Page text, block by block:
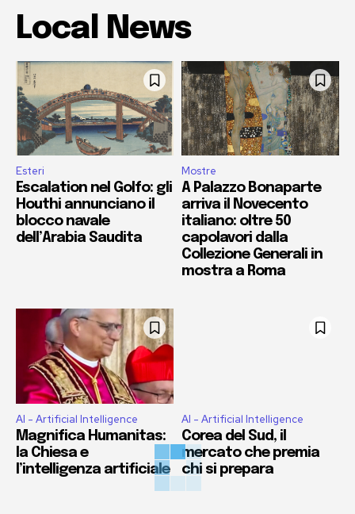
Local News
Esteri
Escalation nel Golfo: gli
Houthi annunciano il
blocco navale
dell’Arabia Saudita
Mostre
A Palazzo Bonaparte
arriva il Novecento
italiano: oltre 50
capolavori dalla
Collezione Generali in
mostra a Roma
AI - Artificial Intelligence
Magnifica Humanitas:
la Chiesa e
l’intelligenza artificiale
AI - Artificial Intelligence
Corea del Sud, il
mercato che premia
chi si prepara